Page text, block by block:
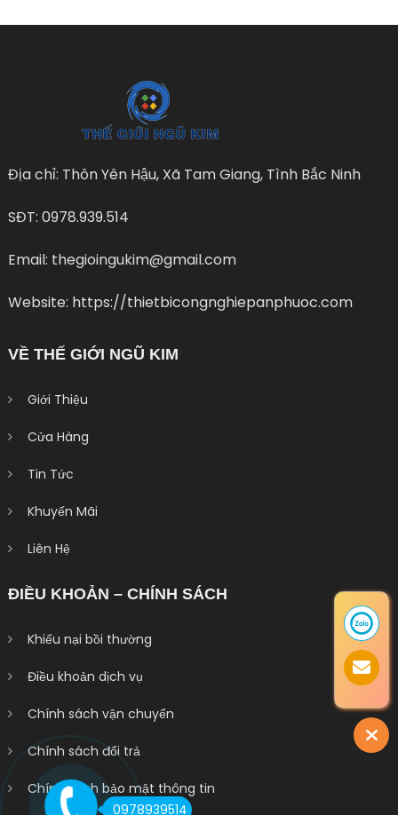
Địa chỉ: Thôn Yên Hậu, Xã Tam Giang, Tình Bắc Ninh
SĐT: 0978.939.514
Email: thegioingukim@gmail.com
Website: https://thietbicongnghiepanphuoc.com
VỀ THẾ GIỚI NGŨ KIM
Giới Thiệu
Cửa Hàng
Tin Tức
Khuyến Mãi
Liên Hệ
ĐIỀU KHOẢN – CHÍNH SÁCH
Khiếu nại bồi thường
Điều khoản dịch vụ
Chính sách vận chuyển
Chính sách đổi trả
Chính sách bảo mật thông tin
0978939514